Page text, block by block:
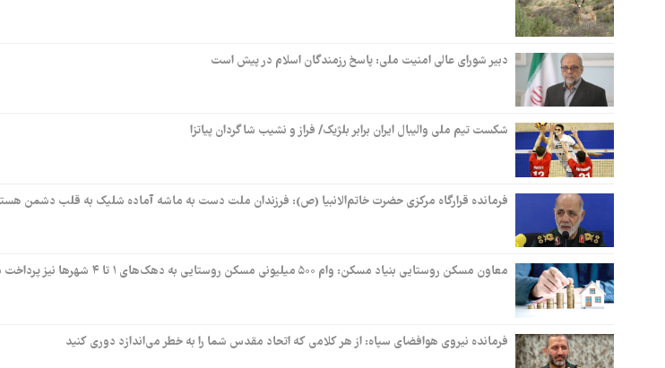
دبیر شورای عالی امنیت ملی: ‏پاسخ رزمندگان اسلام در پیش است
شکست تیم ملی والیبال ایران برابر بلژیک/ فراز و نشیب شاگردان پیاتزا
فرمانده قرارگاه مرکزی حضرت خاتم‌الانبیا (ص): فرزندان ملت دست به ماشه آماده شلیک به قلب دشمن
معاون مسکن روستایی بنیاد مسکن: وام ۵۰۰ میلیونی مسکن روستایی به دهک‌های ۱ تا ۴ شهرها نیز پرداخت می‌شود
فرمانده نیروی هوافضای سپاه: از هر کلامی که اتحاد مقدس شما را به خطر می‌اندازد دوری کنید